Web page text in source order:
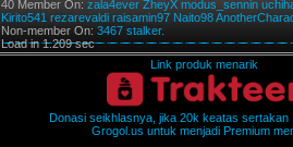
40 Member On: zala4ever ZheyX modus_sennin
Kirito541 rezarevaldi raisamin97 Naito98
Non-member On: 3467 stalker.
Load in 1.209 sec
Link produk menarik
Donasi seikhlasnya, jika 20k keatas sertakan
Grogol.us untuk menjadi Premium